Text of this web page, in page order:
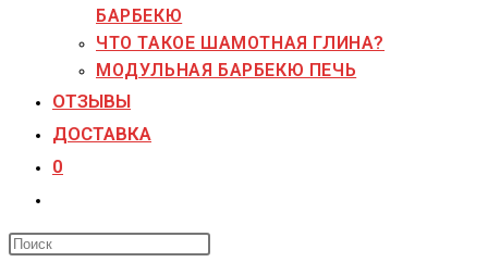
БАРБЕКЮ
ЧТО ТАКОЕ ШАМОТНАЯ ГЛИНА?
МОДУЛЬНАЯ БАРБЕКЮ ПЕЧЬ
ОТЗЫВЫ
ДОСТАВКА
0